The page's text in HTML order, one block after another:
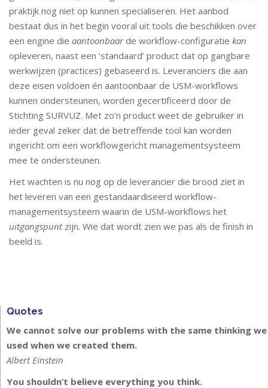
praktijk nog niet op kunnen specialiseren. Het aanbod
bestaat dus in het begin vooral uit tools die beschikken over
een engine die aantoonbaarde workflow-configuratie kan
opleveren, naast een ‘standaard’ product dat op gangbare
werkwijzen (practices) gebaseerd is. Leveranciers die aan
deze eisen voldoen én aantoonbaar de USM-workflows
kunnen ondersteunen, worden gecertificeerd door de
Stichting SURVUZ. Met zo’n product weet de gebruiker in
ieder geval zeker dat de betreffende tool kan worden
ingericht om een workflowgericht managementsysteem
mee te ondersteunen.
Het wachten is nu nog op de leverancier die brood ziet in
het leveren van een gestandaardiseerd workflow-
managementsysteem waarin de USM-workflows het
uitgangspunt zijn. Wie dat wordt zien we pas als de finish in
beeld is.
Quotes
We cannot solve our problems with the same thinking we
used when we created them.
Albert Einstein
You shouldn’t believe everything you think.